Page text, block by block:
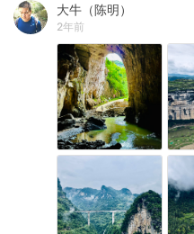
大牛（陈明）
2年前